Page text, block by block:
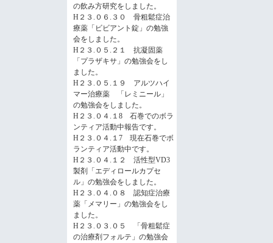
の飲み方研究をしました。
H２３.０６.３０ 骨粗鬆症治
療薬「ビビアント錠」の勉強
会をしました。
H２３.０５.２１ 抗凝固薬
「プラザキサ」の勉強会をし
ました。
H２３.０５.１９ アルツハイ
マー治療薬 「レミニール」
の勉強会をしました。
H２３.０４.１8 石巻でのボラ
ンティア活動中報告です。
H２３.０４.１7 現在石巻でボ
ランティア活動中です。
H２３.０４.１２ 活性型VD3
製剤「エディロールカプセ
ル」の勉強会をしました。
H２３.０４.０８ 認知症治療
薬「メマリー」の勉強会をし
ました。
H２３.０３.０５ 「骨粗鬆症
の治療剤フォルテ」の勉強会